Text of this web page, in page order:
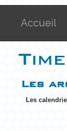
Accueil
Les
Les